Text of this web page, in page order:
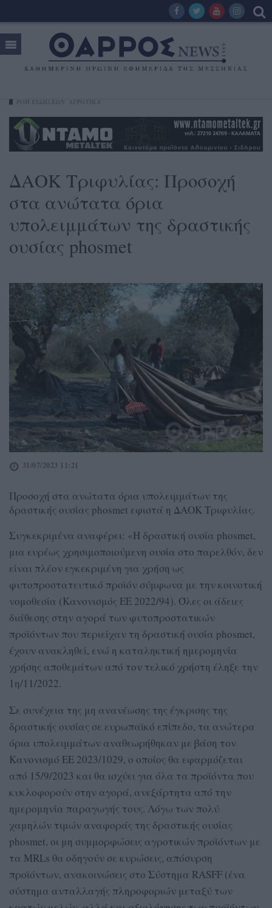
ΔΑΟΚ Τριφυλίας: Προσοχή
στα ανώτατα όρια
υπολειμμάτων της δραστικής
ουσίας phosmet
31/07/2023 11:21
Προσοχή στα ανώτατα όρια υπολειμμάτων της
δραστικής ουσίας phosmet εφιστά η ΔΑΟΚ Τριφυλίας.
Συγκεκριμένα αναφέρει: «Η δραστική ουσία phosmet,
μια ευρέως χρησιμοποιούμενη ουσία στο παρελθόν, δεν
είναι πλέον εγκεκριμένη για χρήση ως
φυτοπροστατευτικό προϊόν σύμφωνα με την κοινοτική
νομοθεσία (Κανονισμός ΕΕ 2022/94). Όλες οι άδειες
διάθεσης στην αγορά των φυτοπροστατικών
προϊόντων που περιείχαν τη δραστική ουσία phosmet,
έχουν ανακληθεί, ενώ η καταληκτική ημερομηνία
χρήσης αποθεμάτων από τον τελικό χρήστη έληξε την
1η/11/2022.
Σε συνέχεια της μη ανανέωσης της έγκρισης της
δραστικής ουσίας σε ευρωπαϊκό επίπεδο, τα ανώτερα
όρια υπολειμμάτων αναθεωρήθηκαν με βάση τον
Κανονισμό ΕΕ 2023/1029, ο οποίος θα εφαρμόζεται
από 15/9/2023 και θα ισχύει για όλα τα προϊόντα που
κυκλοφορούν στην αγορά, ανεξάρτητα από την
ημερομηνία παραγωγής τους. Λόγω των πολύ
χαμηλών τιμών αναφοράς της δραστικής ουσίας
phosmet, οι μη συμμορφώσεις αγροτικών προϊόντων με
τα MRLs θα οδηγούν σε κυρώσεις, απόσυρση
προϊόντων, ανακοινώσεις στο Σύστημα RASFF (ένα
σύστημα ανταλλαγής πληροφοριών μεταξύ των